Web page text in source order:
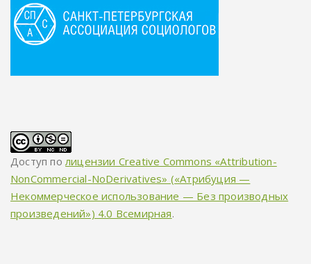
Доступ по лицензии Creative Commons «Attribution-
NonCommercial-NoDerivatives» («Атрибуция —
Некоммерческое использование — Без производных
произведений») 4.0 Всемирная.